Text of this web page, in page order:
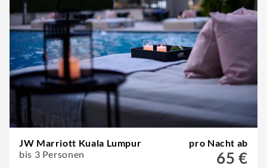
JW Marriott Kuala Lumpur
bis 3 Personen
pro Nacht ab
65 €